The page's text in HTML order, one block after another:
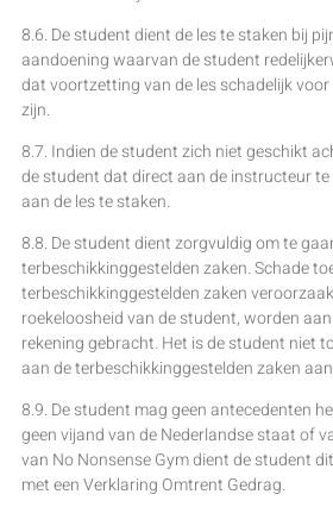
8.6. De student dient de les te staken bij
aandoening waarvan de student
dat voortzetting van de les schadelijk
zijn.
8.7. Indien de student zich niet geschikt
de student dat direct aan de instructeur te
aan de les te staken.
8.8. De student dient zorgvuldig om te
terbeschikkinggestelden zaken. Schade
terbeschikkinggestelden zaken
roekeloosheid van de student, worden
rekening gebracht. Het is de student niet
aan de terbeschikkinggestelden zaken
8.9. De student mag geen antecedenten
geen vijand van de Nederlandse staat of
van No Nonsense Gym dient de student
met een Verklaring Omtrent Gedrag.